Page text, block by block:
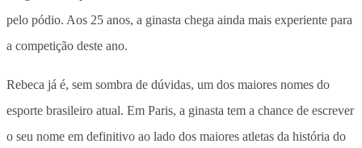
pelo pódio. Aos 25 anos, a ginasta chega ainda mais experiente para
a competição deste ano.
Rebeca já é, sem sombra de dúvidas, um dos maiores nomes do
esporte brasileiro atual. Em Paris, a ginasta tem a chance de escrever
o seu nome em definitivo ao lado dos maiores atletas da história do